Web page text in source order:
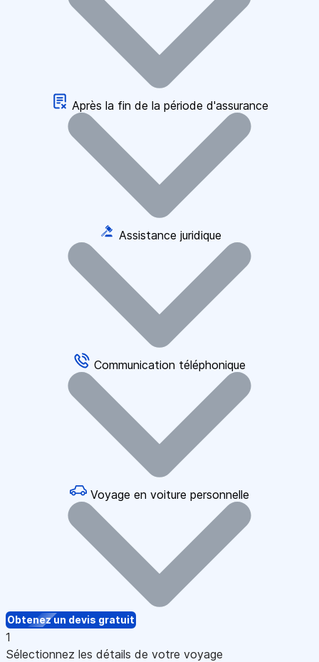
Après la fin de la période d'assurance
Assistance juridique
Communication téléphonique
Voyage en voiture personnelle
Obtenez un devis gratuit
1
Sélectionnez les détails de votre voyage